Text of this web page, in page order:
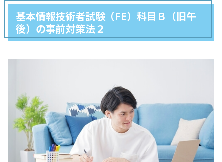
基本情報技術者試験（FE）科目Ｂ（旧午
後）の事前対策法２